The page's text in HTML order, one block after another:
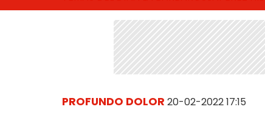
PROFUNDO DOLOR 20-02-2022 17:15